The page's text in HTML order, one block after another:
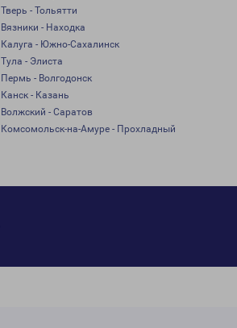
Тверь - Тольятти
Вязники - Находка
Калуга - Южно-Сахалинск
Тула - Элиста
Пермь - Волгодонск
Канск - Казань
Волжский - Саратов
Комсомольск-на-Амуре - Прохладный